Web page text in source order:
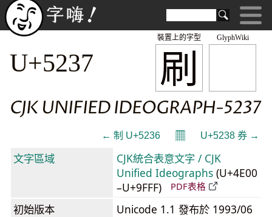
GlyphWiki
刷
裝置上的字型
U+5237
CJK UNIFIED IDEOGRAPH-5237
← 制 U+5236 𝄜 U+5238 券 →
文字區域
CJK統合表意文字 / CJK
Unified Ideographs (U+4E00
–U+9FFF)
PDF表格
初始版本
Unicode 1.1 發布於 1993/06